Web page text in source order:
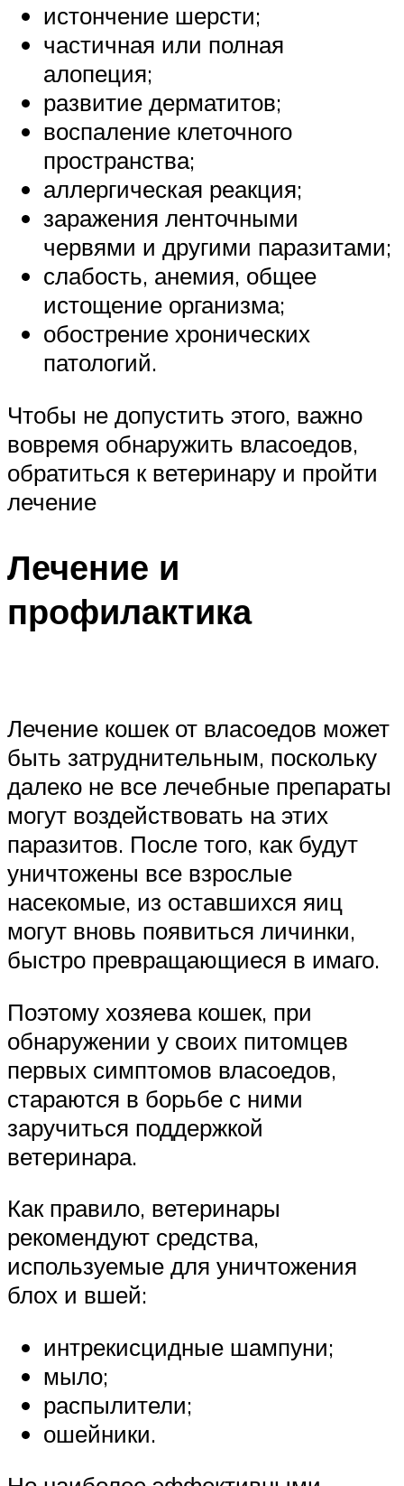
истончение шерсти;
частичная или полная
алопеция;
развитие дерматитов;
воспаление клеточного
пространства;
аллергическая реакция;
заражения ленточными
червями и другими паразитами;
слабость, анемия, общее
истощение организма;
обострение хронических
патологий.
Чтобы не допустить этого, важно
вовремя обнаружить власоедов,
обратиться к ветеринару и пройти
лечение
Лечение и
профилактика
Лечение кошек от власоедов может
быть затруднительным, поскольку
далеко не все лечебные препараты
могут воздействовать на этих
паразитов. После того, как будут
уничтожены все взрослые
насекомые, из оставшихся яиц
могут вновь появиться личинки,
быстро превращающиеся в имаго.
Поэтому хозяева кошек, при
обнаружении у своих питомцев
первых симптомов власоедов,
стараются в борьбе с ними
заручиться поддержкой
ветеринара.
Как правило, ветеринары
рекомендуют средства,
используемые для уничтожения
блох и вшей:
интрекисцидные шампуни;
мыло;
распылители;
ошейники.